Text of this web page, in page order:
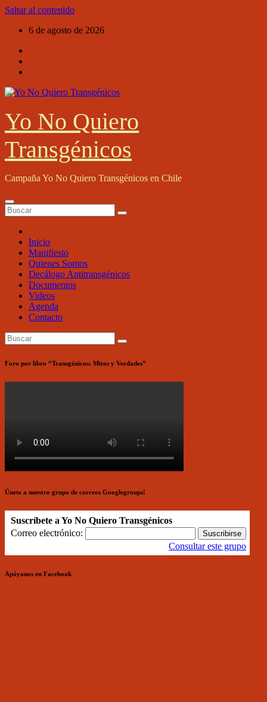
Saltar al contenido
6 de agosto de 2026
Yo No Quiero
Transgénicos
Campaña Yo No Quiero Transgénicos en Chile
Inicio
Manifiesto
Quienes Somos
Decálogo Antitransgénicos
Documentos
Videos
Agenda
Contacto
Foro por libro “Transgénicos: Mitos y Verdades”
Únete a nuestro grupo de correos Googlegroups!
Suscríbete a Yo No Quiero Transgénicos
Correo electrónico:
Consultar este grupo
Apóyanos en Facebook